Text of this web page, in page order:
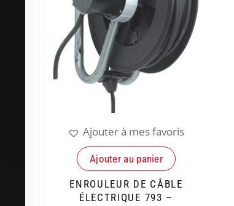
Ajouter à mes favoris
Ajouter au panier
ENROULEUR DE CÂBLE
ÉLECTRIQUE 793 –